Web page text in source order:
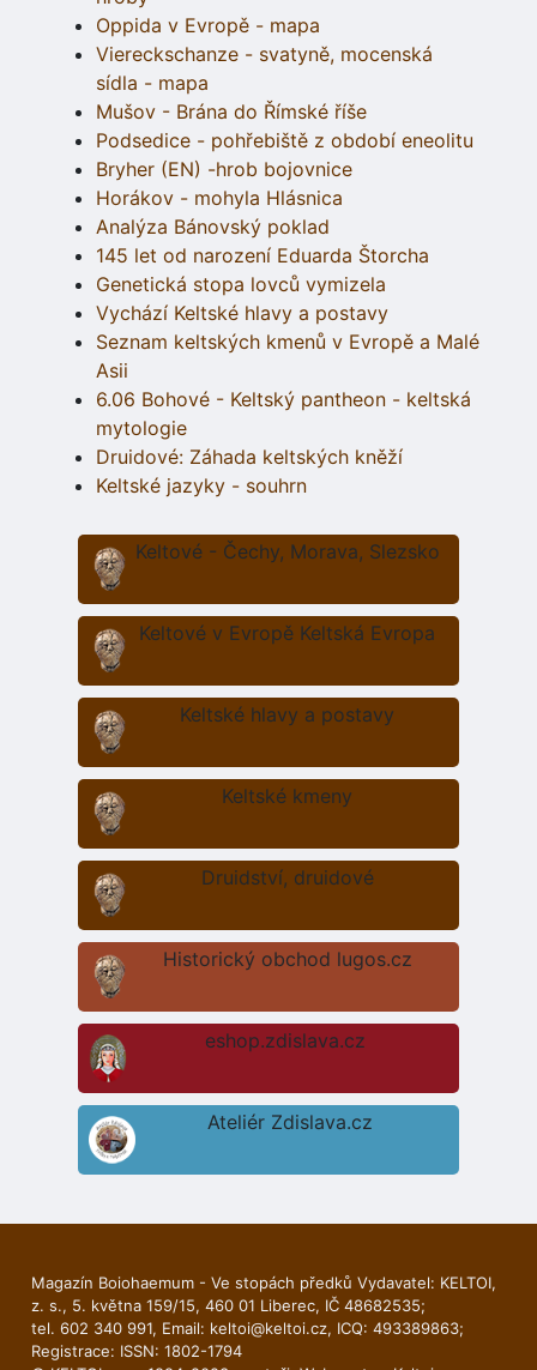
Oppida v Evropě - mapa
Viereckschanze - svatyně, mocenská
sídla - mapa
Mušov - Brána do Římské říše
Podsedice - pohřebiště z období eneolitu
Bryher (EN) -hrob bojovnice
Horákov - mohyla Hlásnica
Analýza Bánovský poklad
145 let od narození Eduarda Štorcha
Genetická stopa lovců vymizela
Vychází Keltské hlavy a postavy
Seznam keltských kmenů v Evropě a Malé
Asii
6.06 Bohové - Keltský pantheon - keltská
mytologie
Druidové: Záhada keltských kněží
Keltské jazyky - souhrn
Keltové - Čechy, Morava, Slezsko
Keltové v Evropě Keltská Evropa
Keltské hlavy a postavy
Keltské kmeny
Druidství, druidové
Historický obchod lugos.cz
eshop.zdislava.cz
Ateliér Zdislava.cz
Magazín Boiohaemum - Ve stopách předků Vydavatel: KELTOI,
z. s., 5. května 159/15, 460 01 Liberec, IČ 48682535;
tel. 602 340 991, Email: keltoi@keltoi.cz, ICQ: 493389863;
Registrace: ISSN: 1802-1794